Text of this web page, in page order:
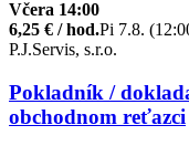
Včera 14:00
6,25 € / hod.Pi 7.8.
P.J.Servis, s.r.o.
Pokladník /
obchodnom reťazci